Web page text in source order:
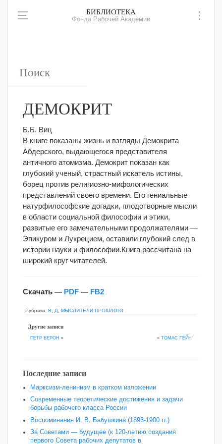
БИБЛИОТЕКА
Фонда Рабочей Академии
ДЕМОКРИТ
Б.Б. Виц
В книге показаны жизнь и взгляды Демокрита
Абдерского, выдающегося представителя
античного атомизма. Демокрит показан как
глубокий ученый, страстный искатель истины,
борец против религиозно-мифологических
представлений своего времени. Его гениальные
натурфилософские догадки, плодотворные мысли
в области социальной философии и этики,
развитые его замечательными продолжателями —
Эпикуром и Лукрецием, оставили глубокий след в
истории науки и философии.Книга рассчитана на
широкий круг читателей.
Скачать — PDF — FB2
Рубрики: В Д МЫСЛИТЕЛИ ПРОШЛОГО
Другие записи
ПЕТР БЕРОН « » ТОМАС ПЕЙН
Последние записи
Марксизм-ленинизм в кратком изложении
Современные теоретические достижения и задачи
борьбы рабочего класса России
Воспоминания И. В. Бабушкина (1893-1900 гг.)
За Советами — будущее (к 120‑летию создания
первого Совета рабочих депутатов в